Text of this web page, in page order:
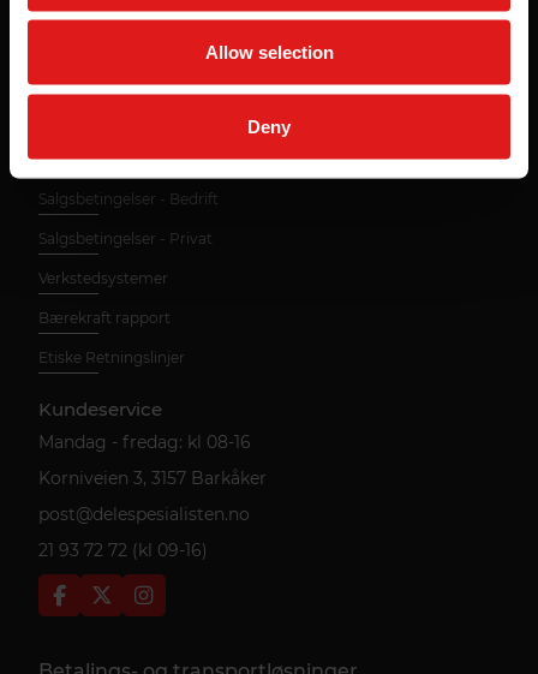
Allow selection
Deny
Nyttig informasjon
Frakt og retur
Salgsbetingelser - Bedrift
Salgsbetingelser - Privat
Verkstedsystemer
Bærekraft rapport
Etiske Retningslinjer
Kundeservice
Mandag - fredag: kl 08-16
Korniveien 3, 3157 Barkåker
post@delespesialisten.no
21 93 72 72 (kl 09-16)